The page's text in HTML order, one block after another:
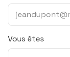
Vous êtes